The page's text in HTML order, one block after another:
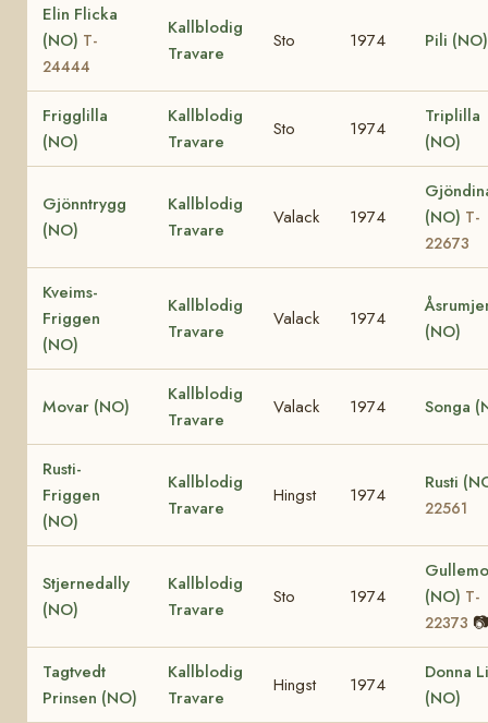
Elin Flicka
(NO) T-
24444
Kallblodig
Travare
Sto 1974 Pili (NO)
Frigglilla
(NO)
Kallblodig
Travare
Sto 1974
Triplilla
(NO)
Gjönntrygg
(NO)
Kallblodig
Travare
Valack 1974
(NO) T-
22673
Kveims-
Friggen
(NO)
Kallblodig
Travare
Valack 1974
(NO)
Movar (NO)
Kallblodig
Travare
Valack 1974 Songa
Rusti-
Friggen
(NO)
Kallblodig
Travare
Hingst 1974
Rusti
22561
Stjernedally
(NO)
Kallblodig
Travare
Sto 1974
(NO) T-
22373 📷
Tagtvedt
Prinsen (NO)
Kallblodig
Travare
Hingst 1974
Donna
(NO)